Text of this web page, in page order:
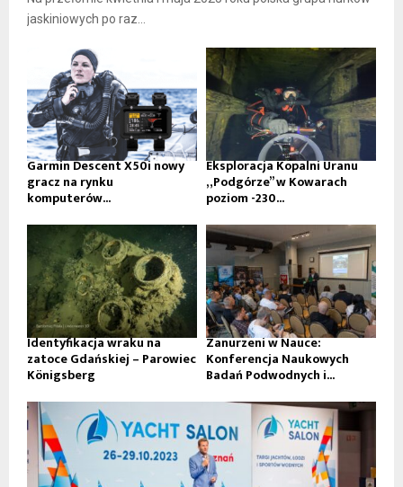
jaskiniowych po raz...
Garmin Descent X50i nowy
gracz na rynku
komputerów...
Eksploracja Kopalni Uranu
„Podgórze” w Kowarach
poziom -230...
Identyfikacja wraku na
zatoce Gdańskiej – Parowiec
Königsberg
Zanurzeni w Nauce:
Konferencja Naukowych
Badań Podwodnych i...